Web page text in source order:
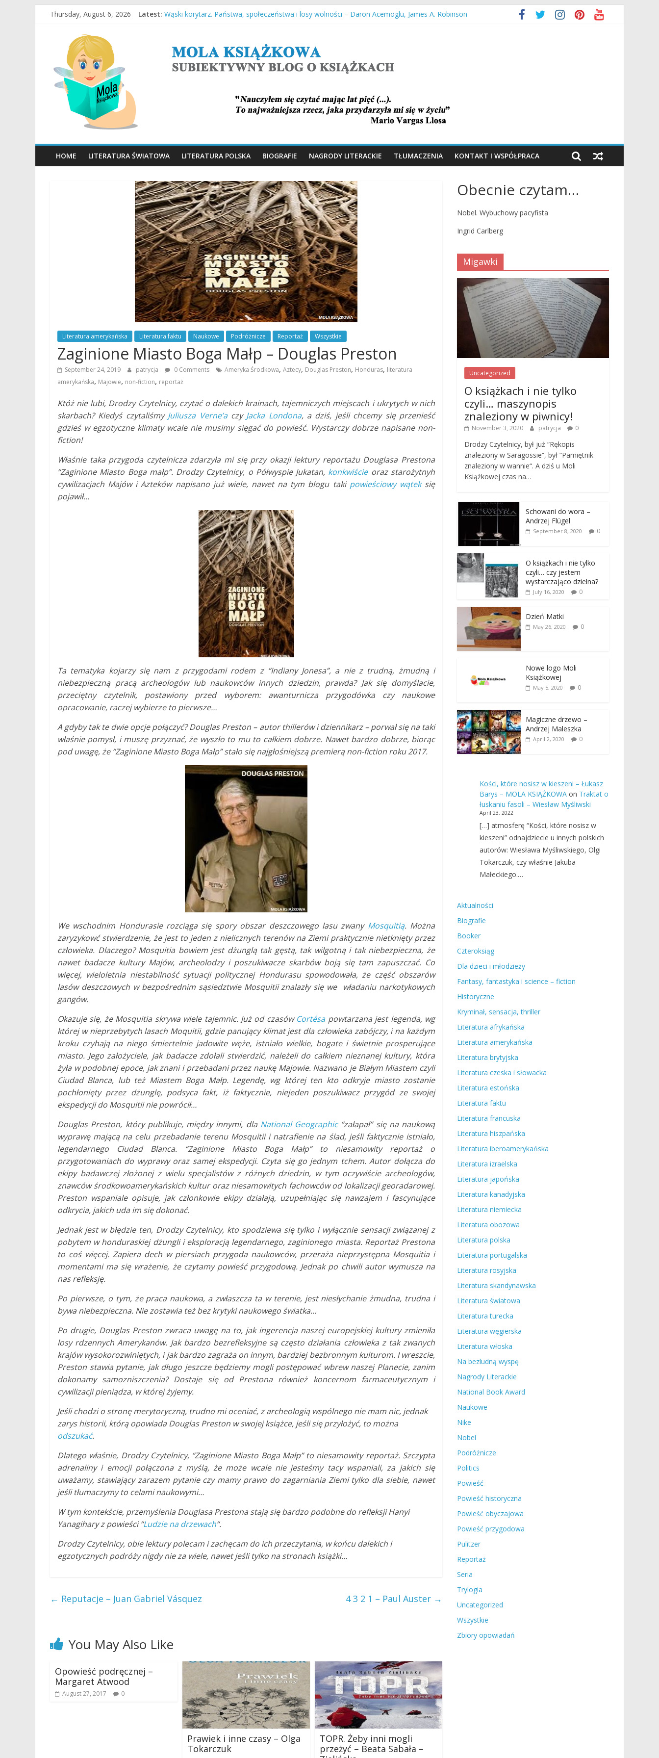
Thursday, August 6, 2026 Latest: Wąski korytarz. Państwa, społeczeństwa i losy wolności – Daron Acemoglu, James A. Robinson
Empuzjon – Olga Tokarczuk
Miasto w chmurach – Antony Doerr
MOLA
KSIĄŻKOWA
SUBIEKTYWNY
BLOG
KSIĄŻKACH
HOME LITERATURA ŚWIATOWA LITERATURA POLSKA BIOGRAFIE NAGRODY LITERACKIE TŁUMACZENIA KONTAKT I WSPÓŁPRACA
Literatura amerykańska Literatura faktu Naukowe Podróżnicze Reportaż Wszystkie
Zaginione Miasto Boga Małp – Douglas Preston
September 24, 2019 patrycja 0 Comments Ameryka Środkowa, Aztecy, Douglas Preston, Honduras, literatura
amerykańska, Majowie, non-fiction, reportaż
Któż nie lubi, Drodzy Czytelnicy, czytać o dalekich krainach, tajemniczych miejscach i ukrytych w nich
skarbach? Kiedyś czytaliśmy Juliusza Verne’aczy Jacka Londona, a dziś, jeśli chcemy się przenieść
gdzieś w egzotyczne klimaty wcale nie musimy sięgać do powieść. Wystarczy dobrze napisane non-
fiction!
Właśnie taka przygoda czytelnicza zdarzyła mi się przy okazji lektury reportażu Douglasa Prestona
“Zaginione Miasto Boga małp”. Drodzy Czytelnicy, o Półwyspie Jukatan, konkwiścieoraz starożytnyh
cywilizacjach Majów i Azteków napisano już wiele, nawet na tym blogu taki powieściowy wąteksię
pojawił…
Ta tematyka kojarzy się nam z przygodami rodem z “Indiany Jonesa”, a nie z trudną, żmudną i
niebezpieczną pracą archeologów lub naukowców innych dziedzin, prawda? Jak się domyślacie,
przeciętny czytelnik, postawiony przed wyborem: awanturnicza przygodówka czy naukowe
opracowanie, raczej wybierze to pierwsze…
A gdyby tak te dwie opcje połączyć? Douglas Preston – autor thillerów i dziennikarz – porwał się na taki
właśnie pomysł, i muszę przyznać, że wyszło to mu to całkiem dobrze. Nawet bardzo dobrze, biorąc
pod uwagę, że “Zaginione Miasto Boga Małp” stało się najgłośniejszą premierą non-fiction roku 2017.
We wschodnim Hondurasie rozciąga się spory obszar deszczowego lasu zwany Mosquitią. Można
zaryzykowć stwierdzenie, że jest to jeden z nielicznych terenów na Ziemi praktycznie nietknięty przez
człowieka. Dlaczego? Mosquitia bowiem jest dżunglą tak gęstą, tak wilgotną i tak niebezpieczna, że
nawet badacze kultury Majów, archeolodzy i poszukiwacze skarbów boją się tam zapuszczać. Co
więcej, wieloletnia niestabilność sytuacji politycznej Hondurasu spowodowała, że część obszarów
lasów deszczowych w bezpośrednim sąsiedztwie Mosquitii znalazły się we władaniu narkotykowych
gangów.
Okazuje się, że Mosquitia skrywa wiele tajemnic. Już od czasów Cortésapowtarzana jest legenda, wg
której w nieprzebytych lasach Moquitii, gdzie panujący klimat jest dla człowieka zabójczy, i na każdym
kroku czyhają na niego śmiertelnie jadowite węże, istniało wielkie, bogate i świetnie prosperujące
miasto. Jego założyciele, jak badacze zdołali stwierdzić, należeli do całkiem nieznanej kultury, która
żyła w podobnej epoce, jak znani i przebadani przez naukę Majowie. Nazwano je Białym Miastem czyli
Ciudad Blanca, lub też Miastem Boga Małp. Legendę, wg której ten kto odkryje miasto zostanie
pochłonięty przez dżunglę, podsyca fakt, iż faktycznie, niejeden poszukiwacz przygód ze swojej
ekspedycji do Mosquitii nie powrócił…
Douglas Preston, który publikuje, między innymi, dla National Geographic“załapał” się na naukową
wyprawę mającą na celu przebadanie terenu Mosquitii i natrafienie na ślad, jeśli faktycznie istniało,
legendarnego Ciudad Blanca. “Zaginione Miasto Boga Małp” to niesamowity reportaż o
przygotowaniach do wyprawy oraz samej ekspedycji. Czyta się go jednym tchem. Autor dołącza do
ekipy badawczej złożonej z wielu specjalistów z różnych dziedzin, w tym oczywiście archeologów,
znawców środkowoamerykańskich kultur oraz niesamowitych fachowców od lokalizacji georadarowej.
Preston wspaniale opisuje, jak członkowie ekipy działają, uzupełniając się nawzajem i fascynujące
odkrycia, jakich uda im się dokonać.
Jednak jest w błędzie ten, Drodzy Czytelnicy, kto spodziewa się tylko i wyłącznie sensacji związanej z
pobytem w honduraskiej dżungli i eksploracją legendarnego, zaginionego miasta. Reportaż Prestona
to coś więcej. Zapiera dech w piersiach przygoda naukowców, przeraża nieprzystępna Mosquitia i
momentami ma się wrażenie, że czytamy powieść przygodową. Jednak po chwili autor wymusza na
nas refleksję.
Po pierwsze, o tym, że praca naukowa, a zwłaszcza ta w terenie, jest niesłychanie żmudna, trudna i
bywa niebezpieczna. Nie zostawia też bez krytyki naukowego światka…
Po drugie, Douglas Preston zwraca uwagę na to, jak ingerencja naszej europejskiej kultury zmieniła
losy rdzennych Amerykanów. Jak bardzo bezrefleksyjne są często działania człowieka z tak zwanych
krajów wysokorozwiniętych, i jak bardzo zagraża on innym, bardziej bezbronnym kulturom. I wreszcie,
Preston stawia pytanie, jak długo jeszcze będziemy mogli postępować wbrew naszej Planecie, zanim
dokonamy samozniszczenia? Dostaje się od Prestona również koncernom farmaceutycznym i
cywilizacji pieniądza, w której żyjemy.
Jeśli chodzi o stronę merytoryczną, trudno mi oceniać, z archeologią wspólnego nie mam nic, jednak
zarys historii, którą opowiada Douglas Preston w swojej książce, jeśli się przyłożyć, to można
odszukać.
Dlatego właśnie, Drodzy Czytelnicy, “Zaginione Miasto Boga Małp” to niesamowity reportaż. Szczypta
adrenaliny i emocji połączona z myślą, że może wcale nie jesteśmy tacy wspaniali, za jakich się
uważamy, stawiający zarazem pytanie czy mamy prawo do zagarniania Ziemi tylko dla siebie, nawet
jeśli tłumaczymy to celami naukowymi…
W tym kontekście, przemyślenia Douglasa Prestona stają się bardzo podobne do refleksji Hanyi
Yanagihary z powieści “Ludzie na drzewach“.
Drodzy Czytelnicy, obie lektury polecam i zachęcam do ich przeczytania, w końcu dalekich i
egzotycznych podróży nigdy nie za wiele, nawet jeśli tylko na stronach książki…
← Reputacje – Juan Gabriel Vásquez 4 3 2 1 – Paul Auster →
You May Also Like
Opowieść podręcznej –
Margaret Atwood
August 27, 2017 0
Prawiek i inne czasy – Olga
Tokarczuk
TOPR. Żeby inni mogli
przeżyć – Beata Sabała –
Obecnie czytam…
Nobel. Wybuchowy pacyfista
Ingrid Carlberg
Migawki
Uncategorized
O książkach i nie tylko
czyli… maszynopis
znaleziony w piwnicy!
November 3, 2020 patrycja 0
Drodzy Czytelnicy, był już “Rękopis
znaleziony w Saragossie“, był “Pamiętnik
znaleziony w wannie“. A dziś u Moli
Książkowej czas na…
Schowani do wora –
Andrzej Flügel
September 8, 2020 0
O książkach i nie tylko
czyli… czy jestem
wystarczająco dzielna?
July 16, 2020 0
Dzień Matki
May 26, 2020 0
Nowe logo Moli
Książkowej
May 5, 2020 0
Magiczne drzewo –
Andrzej Maleszka
April 2, 2020 0
Kości, które nosisz w kieszeni – Łukasz
Barys – MOLA KSIĄŻKOWAon Traktat o
łuskaniu fasoli – Wiesław Myśliwski
April 23, 2022
[…] atmosferę “Kości, które nosisz w
kieszeni” odnajdziecie u innych polskich
autorów: Wiesława Myśliwskiego, Olgi
Tokarczuk, czy właśnie Jakuba
Małeckiego.…
Aktualności
Biografie
Booker
Czteroksiąg
Dla dzieci i młodzieży
Fantasy, fantastyka i science – fiction
Historyczne
Kryminał, sensacja, thriller
Literatura afrykańska
Literatura amerykańska
Literatura brytyjska
Literatura czeska i słowacka
Literatura estońska
Literatura faktu
Literatura francuska
Literatura hiszpańska
Literatura iberoamerykańska
Literatura izraelska
Literatura japońska
Literatura kanadyjska
Literatura niemiecka
Literatura obozowa
Literatura polska
Literatura portugalska
Literatura rosyjska
Literatura skandynawska
Literatura światowa
Literatura turecka
Literatura węgierska
Literatura włoska
Na bezludną wyspę
Nagrody Literackie
National Book Award
Naukowe
Nike
Nobel
Podróżnicze
Politics
Powieść
Powieść historyczna
Powieść obyczajowa
Powieść przygodowa
Pulitzer
Reportaż
Seria
Trylogia
Uncategorized
Wszystkie
Zbiory opowiadań